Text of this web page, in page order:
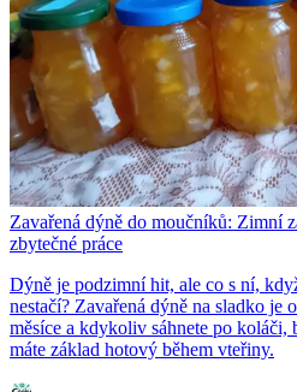
Zavařená dýně do moučníků: Zimní
zbytečné práce
Dýně je podzimní hit, ale co s ní,
nestačí? Zavařená dýně na sladko je
měsíce a kdykoliv sáhnete po koláči,
máte základ hotový během vteřiny.